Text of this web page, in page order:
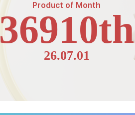
Product of Month
36910th
26.07.01